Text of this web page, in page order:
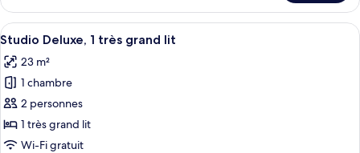
Supérieure
le
type
de
Chambre
Double
Supérieure
Afficher
toutes
les
photos
pour
ce
type
Une chambre à coucher avec un lit,
6
Studio Deluxe, 1 très grand lit
23 m²
1 chambre
2 personnes
1 très grand lit
Wi-Fi gratuit